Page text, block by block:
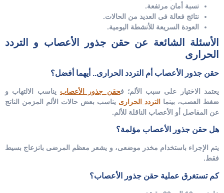
نسبة أمان مرتفعة.
نتائج فعالة فى العديد من الحالات.
العودة السريعة للأنشطة اليومية.
الأسئلة الشائعة عن حقن جذور الأعصاب و التردد
الحرارى
حقن جذور الأعصاب أم التردد الحرارى.. أيهما أفضل؟
يعتمد الاختيار على سبب الألم؛ فحقن جذور الأعصاب يناسب الالتهاب و
ضغط العصب، بينما
التردد الحرارى يناسب بعض حالات الألم المزمن الناتج
عن المفاصل أو الأعصاب الناقلة للألم.
هل حقن جذور الأعصاب مؤلمة؟
يتم الإجراء باستخدام مخدر موضعى، و يشعر معظم المرضى بانزعاج بسيط
فقط.
كم تستغرق عملية حقن جذور الأعصاب؟